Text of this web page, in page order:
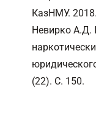
КазНМУ.
Невирко А.Д.
(22). С. 150.